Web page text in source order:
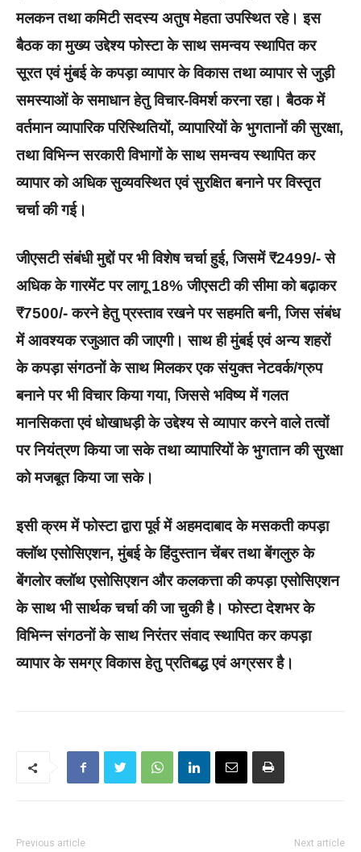
मलकन तथा कमिटी सदस्य अतुष मेहता उपस्थित रहे। इस
बैठक का मुख्य उद्देश्य फोस्टा के साथ समन्वय स्थापित कर
सूरत एवं मुंबई के कपड़ा व्यापार के विकास तथा व्यापार से जुड़ी
समस्याओं के समाधान हेतु विचार-विमर्श करना रहा। बैठक में
वर्तमान व्यापारिक परिस्थितियों, व्यापारियों के भुगतानों की सुरक्षा,
तथा विभिन्न सरकारी विभागों के साथ समन्वय स्थापित कर
व्यापार को अधिक सुव्यवस्थित एवं सुरक्षित बनाने पर विस्तृत
चर्चा की गई।
जीएसटी संबंधी मुद्दों पर भी विशेष चर्चा हुई, जिसमें ₹2499/- से
अधिक के गारमेंट पर लागू 18% जीएसटी की सीमा को बढ़ाकर
₹7500/- करने हेतु प्रस्ताव रखने पर सहमति बनी, जिस संबंध
में आवश्यक रजुआत की जाएगी। साथ ही मुंबई एवं अन्य शहरों
के कपड़ा संगठनों के साथ मिलकर एक संयुक्त नेटवर्क/ग्रुप
बनाने पर भी विचार किया गया, जिससे भविष्य में गलत
मानसिकता एवं धोखाधड़ी के उद्देश्य से व्यापार करने वाले तत्वों
पर नियंत्रण किया जा सके तथा व्यापारियों के भुगतान की सुरक्षा
को मजबूत किया जा सके।
इसी क्रम में फोस्टा द्वारा पूर्व में अहमदाबाद के मसकती कपड़ा
क्लॉथ एसोसिएशन, मुंबई के हिंदुस्तान चेंबर तथा बेंगलुरु के
बेंगलोर क्लॉथ एसोसिएशन और कलकत्ता की कपड़ा एसोसिएशन
के साथ भी सार्थक चर्चा की जा चुकी है। फोस्टा देशभर के
विभिन्न संगठनों के साथ निरंतर संवाद स्थापित कर कपड़ा
व्यापार के समग्र विकास हेतु प्रतिबद्ध एवं अग्रसर है।
Previous article Next article